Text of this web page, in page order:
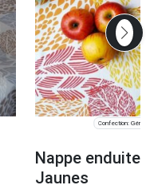
Confection:
Nappe enduite
Jaunes